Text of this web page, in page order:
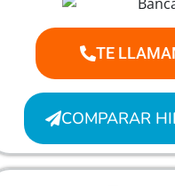
TE
COMPARAR